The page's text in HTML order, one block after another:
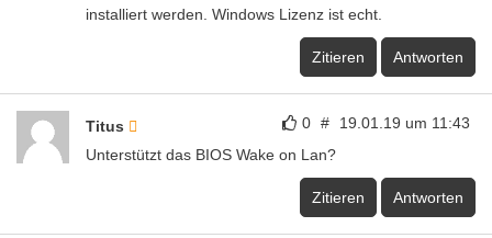
installiert werden. Windows Lizenz ist echt.
Zitieren Antworten
0 # 19.01.19 um 11:43
Titus
Unterstützt das BIOS Wake on Lan?
Zitieren Antworten